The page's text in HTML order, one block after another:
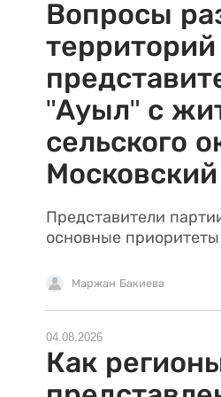
Вопросы
"Ауыл" с
сельского
Московский
Представители
основные
Маржан Бакиева
04.08.2026
Как